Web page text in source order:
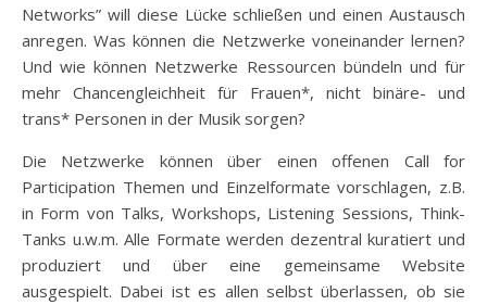
Networks” will diese Lücke schließen und einen Austausch
anregen. Was können die Netzwerke voneinander lernen?
Und wie können Netzwerke Ressourcen bündeln und für
mehr Chancengleichheit für Frauen*, nicht binäre- und
trans* Personen in der Musik sorgen?
Die Netzwerke können über einen offenen Call for
Participation Themen und Einzelformate vorschlagen, z.B.
in Form von Talks, Workshops, Listening Sessions, Think-
Tanks u.w.m. Alle Formate werden dezentral kuratiert und
produziert und über eine gemeinsame Website
ausgespielt. Dabei ist es allen selbst überlassen, ob sie